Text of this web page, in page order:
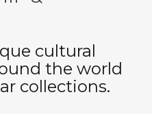
cultural
the world
collections.